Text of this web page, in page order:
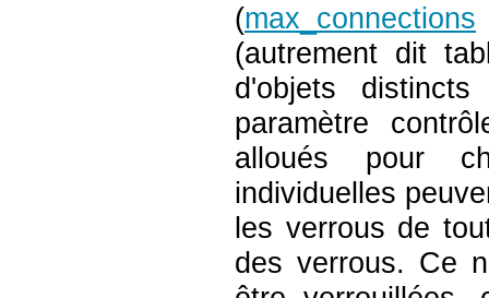
(max_connections
(autrement dit
d'objets
paramètre
alloués pour
individuelles
les verrous de
des verrous. Ce